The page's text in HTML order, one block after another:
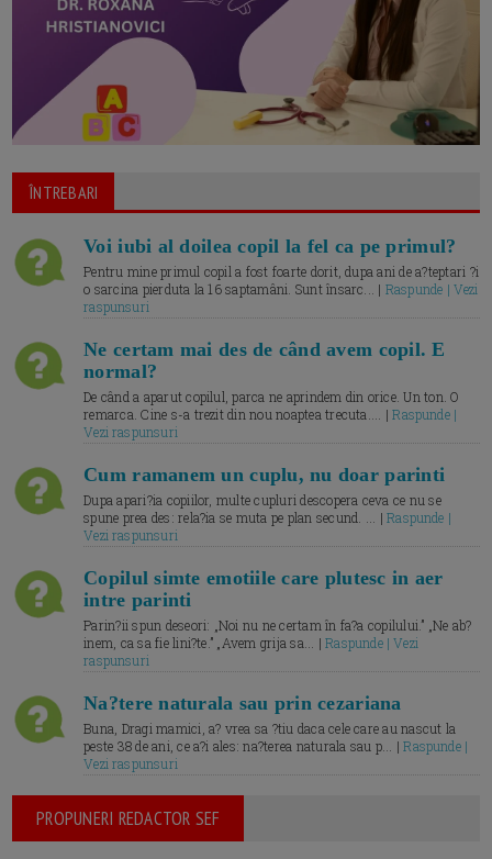
ÎNTREBARI
Voi iubi al doilea copil la fel ca pe primul?
Pentru mine primul copil a fost foarte dorit, dupa ani de a?teptari ?i
o sarcina pierduta la 16 saptamâni. Sunt însarc... | Raspunde | Vezi
raspunsuri
Ne certam mai des de când avem copil. E
normal?
De când a aparut copilul, parca ne aprindem din orice. Un ton. O
remarca. Cine s-a trezit din nou noaptea trecuta.... |Raspunde |
Vezi raspunsuri
Cum ramanem un cuplu, nu doar parinti
Dupa apari?ia copiilor, multe cupluri descopera ceva ce nu se
spune prea des: rela?ia se muta pe plan secund. ... |Raspunde |
Vezi raspunsuri
Copilul simte emotiile care plutesc in aer
intre parinti
Parin?ii spun deseori: „Noi nu ne certam în fa?a copilului.” „Ne ab?
inem, ca sa fie lini?te.” „Avem grija sa... |Raspunde | Vezi
raspunsuri
Na?tere naturala sau prin cezariana
Buna, Dragi mamici, a? vrea sa ?tiu daca cele care au nascut la
peste 38 de ani, ce a?i ales: na?terea naturala sau p... |Raspunde |
Vezi raspunsuri
PROPUNERI REDACTOR SEF